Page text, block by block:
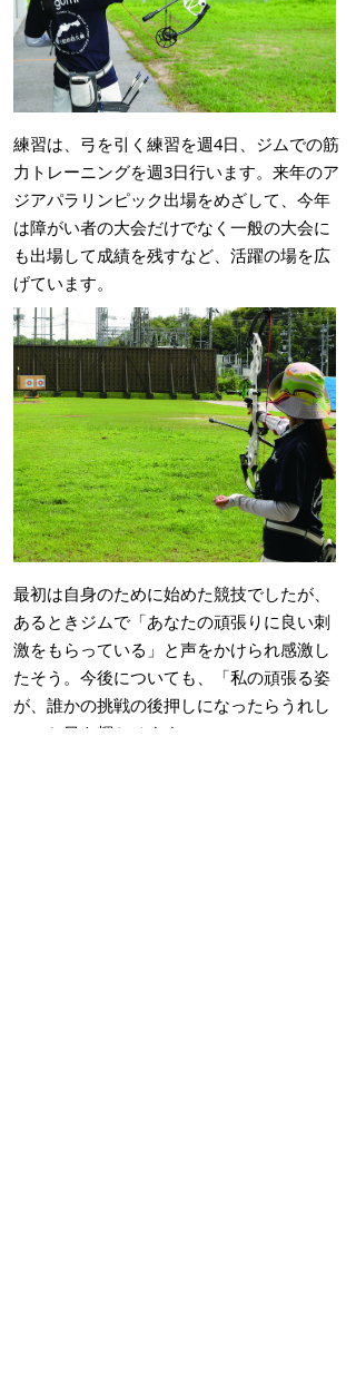
練習は、弓を引く練習を週4日、ジムでの筋
力トレーニングを週3日行います。来年のア
ジアパラリンピック出場をめざして、今年
は障がい者の大会だけでなく一般の大会に
も出場して成績を残すなど、活躍の場を広
げています。
最初は自身のために始めた競技でしたが、
あるときジムで「あなたの頑張りに良い刺
激をもらっている」と声をかけられ感激し
たそう。今後についても、「私の頑張る姿
が、誰かの挑戦の後押しになったらうれし
い」と目を輝かせます。